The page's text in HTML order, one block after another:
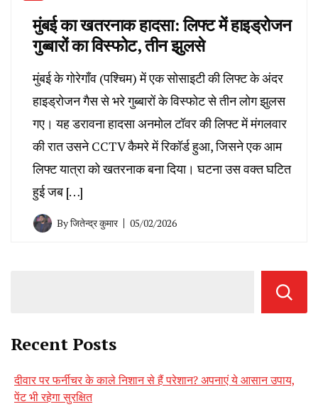
मुंबई का खतरनाक हादसा: लिफ्ट में हाइड्रोजन
गुब्बारों का विस्फोट, तीन झुलसे
मुंबई के गोरेगाँव (पश्चिम) में एक सोसाइटी की लिफ्ट के अंदर
हाइड्रोजन गैस से भरे गुब्बारों के विस्फोट से तीन लोग झुलस
गए। यह डरावना हादसा अनमोल टॉवर की लिफ्ट में मंगलवार
की रात उसने CCTV कैमरे में रिकॉर्ड हुआ, जिसने एक आम
लिफ्ट यात्रा को खतरनाक बना दिया। घटना उस वक्त घटित
हुई जब […]
Byजितेन्द्र कुमार 05/02/2026
Recent Posts
दीवार पर फर्नीचर के काले निशान से हैं परेशान? अपनाएं ये आसान उपाय,
पेंट भी रहेगा सुरक्षित